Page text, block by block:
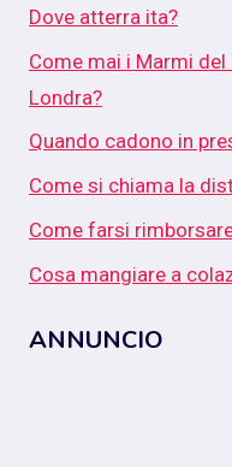
Dove atterra ita?
Come mai i Marmi
Londra?
Quando cadono in
Come si chiama la
Come farsi
Cosa mangiare a
ANNUNCIO